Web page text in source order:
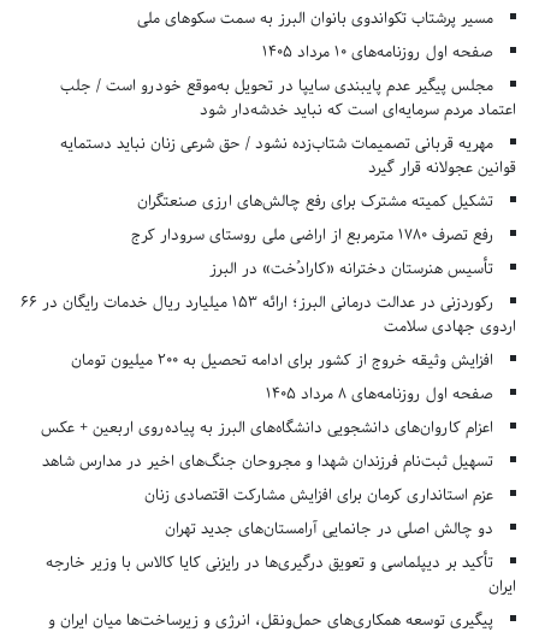
مسیر پرشتاب تکواندوی بانوان البرز به سمت سکوهای ملی
صفحه اول روزنامه‌های 10 مرداد 1405
مجلس پیگیر عدم پایبندی سایپا در تحویل به‌موقع خودرو است / جلب
اعتماد مردم سرمایه‌ای است که نباید خدشه‌دار شود
مهریه قربانی تصمیمات شتاب‌زده نشود / حق شرعی زنان نباید دستمایه
قوانین عجولانه قرار گیرد
تشکیل کمیته مشترک برای رفع چالش‌های ارزی صنعتگران
رفع تصرف ۱۷۸۰ مترمربع از اراضی ملی روستای سرودار کرج
تأسیس هنرستان دخترانه «کارادُخت» در البرز
رکوردزنی در عدالت درمانی البرز؛ ارائه ۱۵۳ میلیارد ریال خدمات رایگان در ۶۶
اردوی جهادی سلامت
افزایش وثیقه خروج از کشور برای ادامه تحصیل به ۲۰۰ میلیون تومان
صفحه اول روزنامه‌های 8 مرداد 1405
اعزام کاروان‌های دانشجویی دانشگاه‌های البرز به پیاده‌روی اربعین + عکس
تسهیل ثبت‌نام فرزندان شهدا و مجروحان جنگ‌های اخیر در مدارس شاهد
عزم استانداری کرمان برای افزایش مشارکت اقتصادی زنان
دو چالش اصلی در جانمایی آرامستان‌های جدید تهران
تأکید بر دیپلماسی و تعویق درگیری‌ها در رایزنی کایا کالاس با وزیر خارجه
ایران
پیگیری توسعه همکاری‌های حمل‌ونقل، انرژی و زیرساخت‌ها میان ایران و